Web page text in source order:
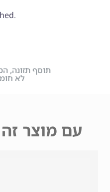
תוסף תזונה,
לא
עם מוצר